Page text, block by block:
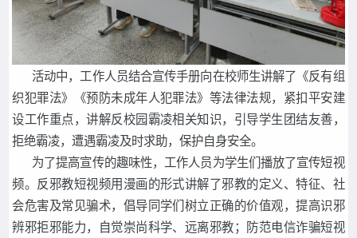
活动中，工作人员结合宣传手册向在校师生讲解了《反有组
织犯罪法》《预防未成年人犯罪法》等法律法规，紧扣平安建
设工作重点，讲解反校园霸凌相关知识，引导学生团结友善，
拒绝霸凌，遭遇霸凌及时求助，保护自身安全。
为了提高宣传的趣味性，工作人员为学生们播放了宣传短视
频。反邪教短视频用漫画的形式讲解了邪教的定义、特征、社
会危害及常见骗术，倡导同学们树立正确的价值观，提高识邪
辨邪拒邪能力，自觉崇尚科学、远离邪教；防范电信诈骗短视